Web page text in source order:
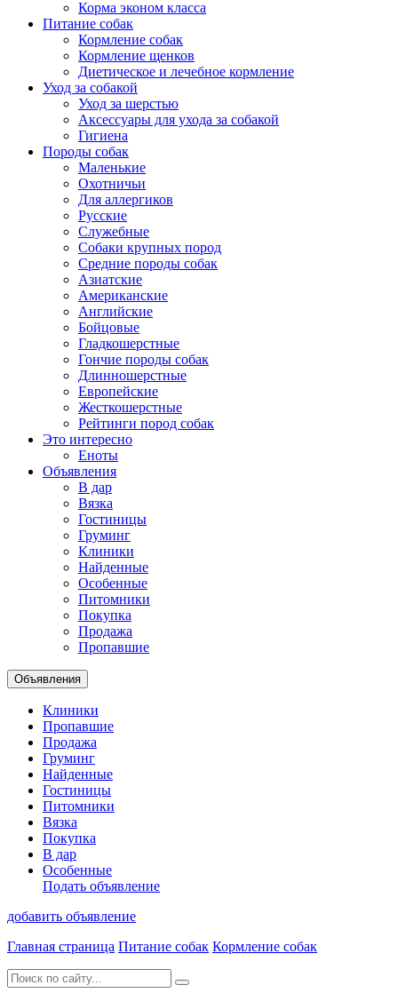
Корма эконом класса
Питание собак
Кормление собак
Кормление щенков
Диетическое и лечебное кормление
Уход за собакой
Уход за шерстью
Аксессуары для ухода за собакой
Гигиена
Породы собак
Маленькие
Охотничьи
Для аллергиков
Русские
Служебные
Собаки крупных пород
Средние породы собак
Азиатские
Американские
Английские
Бойцовые
Гладкошерстные
Гончие породы собак
Длинношерстные
Европейские
Жесткошерстные
Рейтинги пород собак
Это интересно
Еноты
Объявления
В дар
Вязка
Гостиницы
Груминг
Клиники
Найденные
Особенные
Питомники
Покупка
Продажа
Пропавшие
Объявления
Клиники
Пропавшие
Продажа
Груминг
Найденные
Гостиницы
Питомники
Вязка
Покупка
В дар
Особенные
Подать объявление
добавить объявление
Главная страница Питание собак Кормление собак